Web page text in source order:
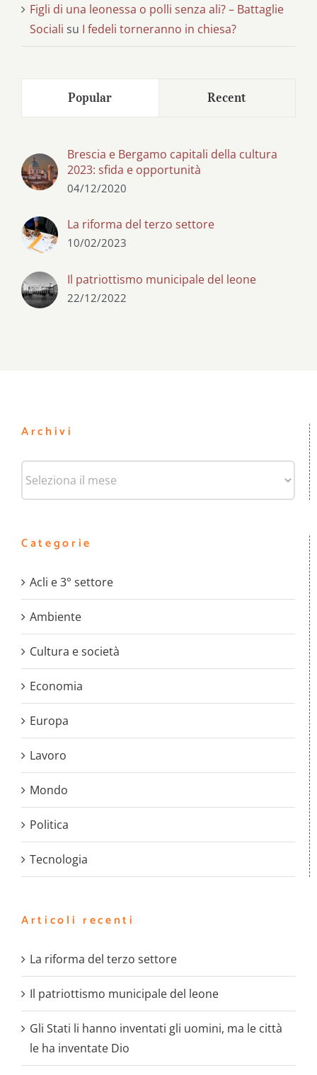
Figli di una leonessa o polli senza ali? – Battaglie
Sociali su I fedeli torneranno in chiesa?
Popular Recent
Brescia e Bergamo capitali della cultura
2023: sfida e opportunità
04/12/2020
La riforma del terzo settore
10/02/2023
Il patriottismo municipale del leone
22/12/2022
Archivi
Categorie
Acli e 3° settore
Ambiente
Cultura e società
Economia
Europa
Lavoro
Mondo
Politica
Tecnologia
Articoli recenti
La riforma del terzo settore
Il patriottismo municipale del leone
Gli Stati li hanno inventati gli uomini, ma le città
le ha inventate Dio